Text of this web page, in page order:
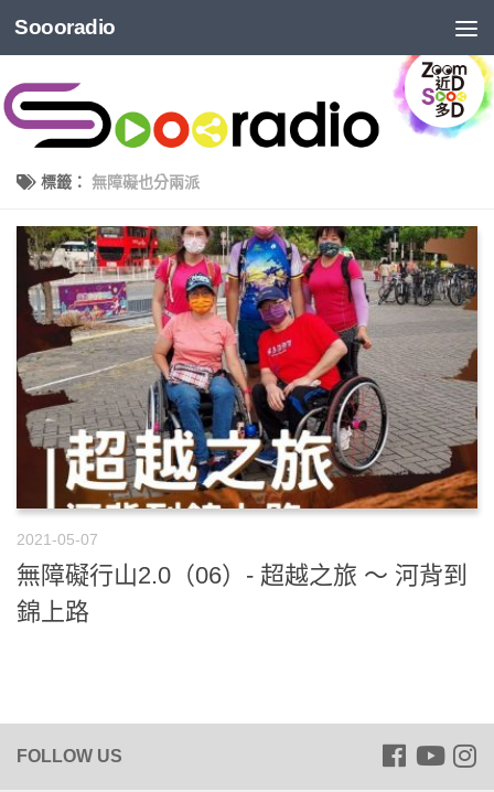
Soooradio
標籤： 無障礙也分兩派
2021-05-07
無障礙行山2.0（06）- 超越之旅 ～ 河背到
錦上路